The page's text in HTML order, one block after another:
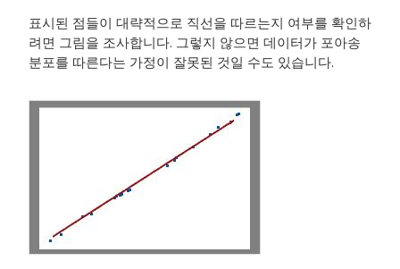
표시된 점들이 대략적으로 직선을 따르는지 여부를 확인하
려면 그림을 조사합니다. 그렇지 않으면 데이터가 포아송
분포를 따른다는 가정이 잘못된 것일 수도 있습니다.